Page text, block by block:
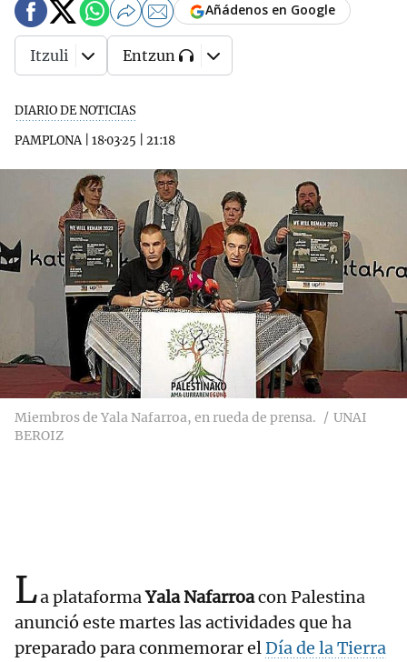
DIARIO DE NOTICIAS
PAMPLONA| 18·03·25 21:18
Añádenos en Google
Itzuli Entzun
Miembros de Yala Nafarroa, en rueda de prensa.
UNAI
BEROIZ
La plataformaYala Nafarroacon Palestina
anunció este martes las actividades que ha
preparado para conmemorar elDía de la Tierra